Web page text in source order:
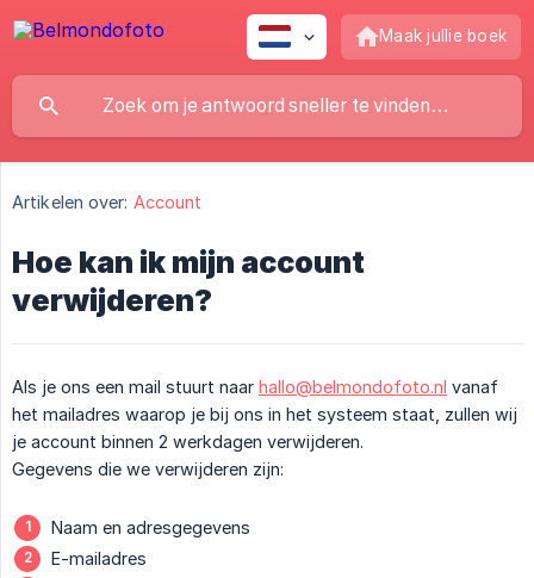
Maak jullie boek
Artikelen over: Account
Hoe kan ik mijn account
verwijderen?
Als je ons een mail stuurt naar hallo@belmondofoto.nl vanaf
het mailadres waarop je bij ons in het systeem staat, zullen wij
je account binnen 2 werkdagen verwijderen.
Gegevens die we verwijderen zijn:
Naam en adresgegevens
E-mailadres